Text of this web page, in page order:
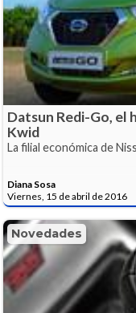
Datsun Redi-Go, el
Kwid
La filial económica de
Diana Sosa
Viernes, 15 de abril de 2016
Novedades